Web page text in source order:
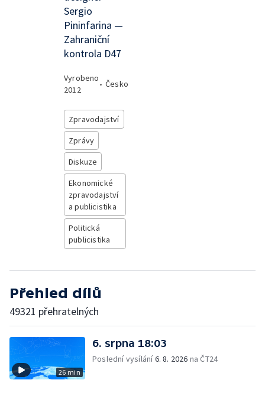
Sergio
Pininfarina —
Zahraniční
kontrola D47
Vyrobeno
2012
• Česko
Zpravodajství
Zprávy
Diskuze
Ekonomické
zpravodajství
a publicistika
Politická
publicistika
Přehled dílů
49321 přehratelných
26 min
6. srpna 18:03
Poslední vysílání6. 8. 2026 na ČT24